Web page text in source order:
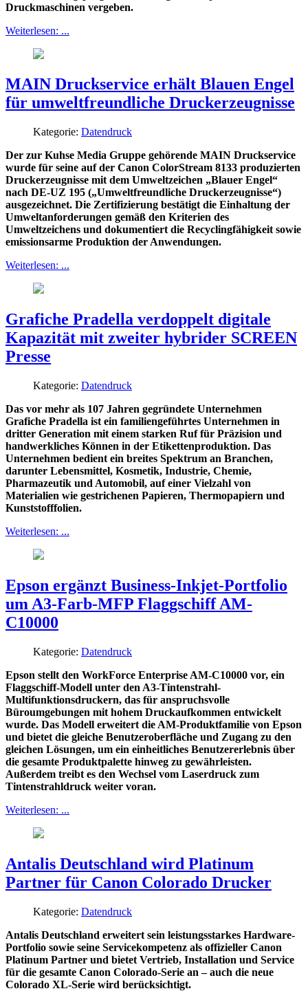
Druckmaschinen vergeben.
Weiterlesen: ...
MAIN Druckservice erhält Blauen Engel
für umweltfreundliche Druckerzeugnisse
Kategorie: Datendruck
Der zur Kuhse Media Gruppe gehörende MAIN Druckservice
wurde für seine auf der Canon ColorStream 8133 produzierten
Druckerzeugnisse mit dem Umweltzeichen „Blauer Engel“
nach DE-UZ 195 („Umweltfreundliche Druckerzeugnisse“)
ausgezeichnet. Die Zertifizierung bestätigt die Einhaltung der
Umweltanforderungen gemäß den Kriterien des
Umweltzeichens und dokumentiert die Recyclingfähigkeit sowie
emissionsarme Produktion der Anwendungen.
Weiterlesen: ...
Grafiche Pradella verdoppelt digitale
Kapazität mit zweiter hybrider SCREEN
Presse
Kategorie: Datendruck
Das vor mehr als 107 Jahren gegründete Unternehmen
Grafiche Pradella ist ein familiengeführtes Unternehmen in
dritter Generation mit einem starken Ruf für Präzision und
handwerkliches Können in der Etikettenproduktion. Das
Unternehmen bedient ein breites Spektrum an Branchen,
darunter Lebensmittel, Kosmetik, Industrie, Chemie,
Pharmazeutik und Automobil, auf einer Vielzahl von
Materialien wie gestrichenen Papieren, Thermopapiern und
Kunststofffolien.
Weiterlesen: ...
Epson ergänzt Business-Inkjet-Portfolio
um A3-Farb-MFP Flaggschiff AM-
C10000
Kategorie: Datendruck
Epson stellt den WorkForce Enterprise AM-C10000 vor, ein
Flaggschiff-Modell unter den A3-Tintenstrahl-
Multifunktionsdruckern, das für anspruchsvolle
Büroumgebungen mit hohem Druckaufkommen entwickelt
wurde. Das Modell erweitert die AM-Produktfamilie von Epson
und bietet die gleiche Benutzeroberfläche und Zugang zu den
gleichen Lösungen, um ein einheitliches Benutzererlebnis über
die gesamte Produktpalette hinweg zu gewährleisten.
Außerdem treibt es den Wechsel vom Laserdruck zum
Tintenstrahldruck weiter voran.
Weiterlesen: ...
Antalis Deutschland wird Platinum
Partner für Canon Colorado Drucker
Kategorie: Datendruck
Antalis Deutschland erweitert sein leistungsstarkes Hardware-
Portfolio sowie seine Servicekompetenz als offizieller Canon
Platinum Partner und bietet Vertrieb, Installation und Service
für die gesamte Canon Colorado-Serie an – auch die neue
Colorado XL-Serie wird berücksichtigt.